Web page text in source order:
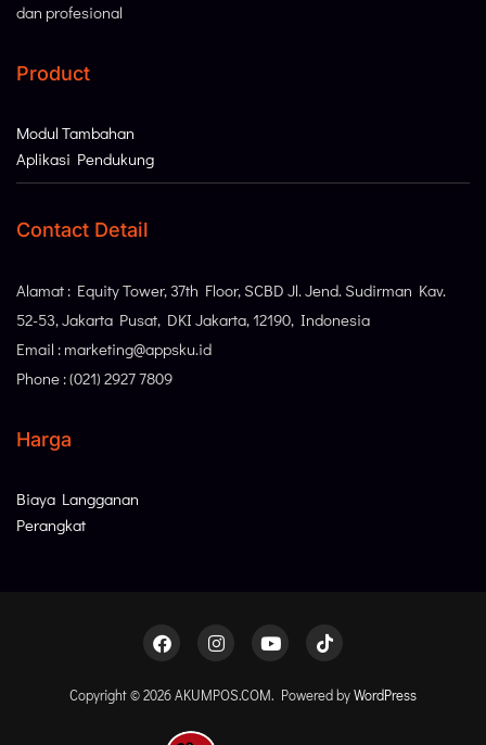
dan profesional
Product
Modul Tambahan
Aplikasi Pendukung
Contact Detail
Alamat : Equity Tower, 37th Floor, SCBD Jl. Jend. Sudirman Kav.
52-53, Jakarta Pusat, DKI Jakarta, 12190, Indonesia
Email : marketing@appsku.id
Phone : (021) 2927 7809
Harga
Biaya Langganan
Perangkat
Copyright © 2026 AKUMPOS.COM. Powered byWordPress